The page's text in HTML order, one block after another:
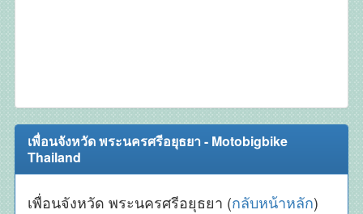
เพื่อนจังหวัด พระนครศรีอยุธยา - Motobigbike
Thailand
เพื่อนจังหวัด พระนครศรีอยุธยา (กลับหน้าหลัก)